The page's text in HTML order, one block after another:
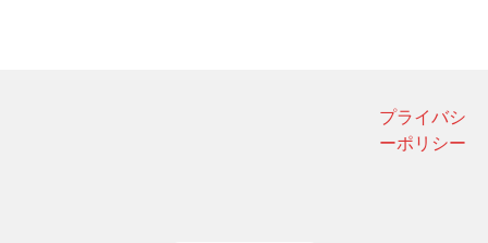
プライバシ
ーポリシー